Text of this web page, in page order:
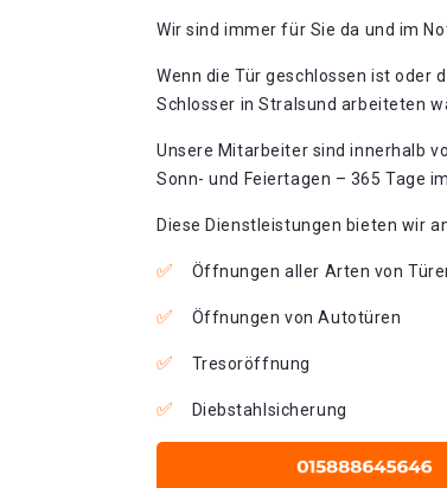
Wir sind immer für Sie da und im
Wenn die Tür geschlossen ist oder
Schlosser in Stralsund arbeiteten
Unsere Mitarbeiter sind innerhalb
Sonn- und Feiertagen – 365 Tage
Diese Dienstleistungen bieten wir
Öffnungen aller Arten von
Öffnungen von Autotüren
Tresoröffnung
Diebstahlsicherung